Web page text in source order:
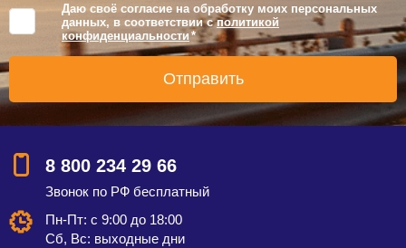
Даю своё согласие на обработку моих персональных
данных, в соответствии сполитикой
конфиденциальности *
8 800 234 29 66
Звонок по РФ бесплатный
Пн-Пт: с 9:00 до 18:00
Сб, Вс: выходные дни